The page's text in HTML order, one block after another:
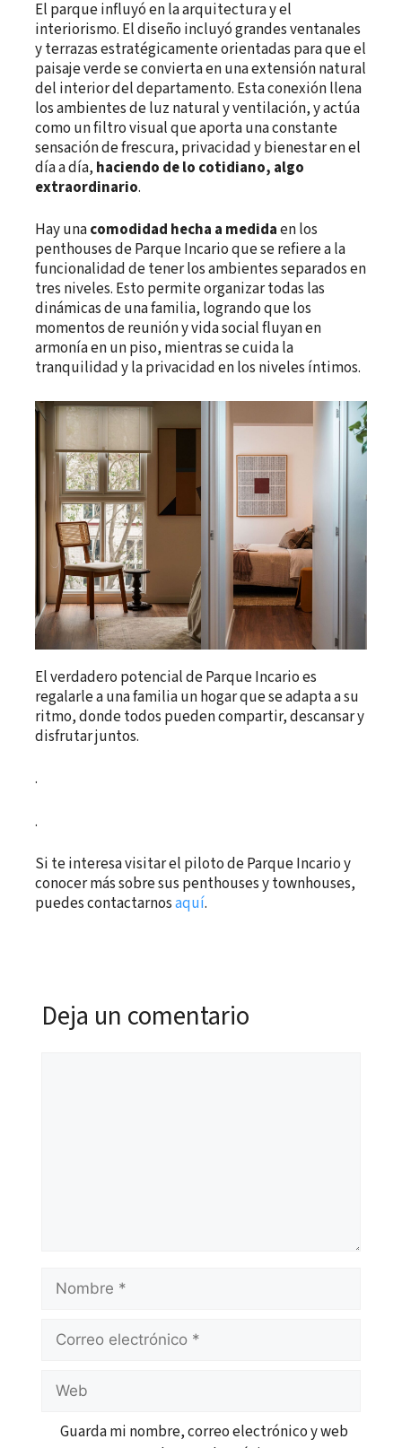
El parque influyó en la arquitectura y el
interiorismo. El diseño incluyó grandes ventanales
y terrazas estratégicamente orientadas para que el
paisaje verde se convierta en una extensión natural
del interior del departamento. Esta conexión llena
los ambientes de luz natural y ventilación, y actúa
como un filtro visual que aporta una constante
sensación de frescura, privacidad y bienestar en el
día a día, haciendo de lo cotidiano, algo
extraordinario.
Hay unacomodidad hecha a medidaen los
penthouses de Parque Incario que se refiere a la
funcionalidad de tener los ambientes separados en
tres niveles. Esto permite organizar todas las
dinámicas de una familia, logrando que los
momentos de reunión y vida social fluyan en
armonía en un piso, mientras se cuida la
tranquilidad y la privacidad en los niveles íntimos.
El verdadero potencial de Parque Incario es
regalarle a una familia un hogar que se adapta a su
ritmo, donde todos pueden compartir, descansar y
disfrutar juntos.
.
.
Si te interesa visitar el piloto de Parque Incario y
conocer más sobre sus penthouses y townhouses,
puedes contactarnosaquí.
Deja un comentario
Nombre
Correo
electrónico
Web
Guarda mi nombre, correo electrónico y web